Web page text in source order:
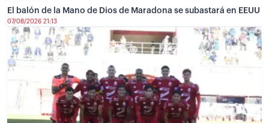
El balón de la Mano de Dios de Maradona se subastará en EEUU
07/08/2026 21:13